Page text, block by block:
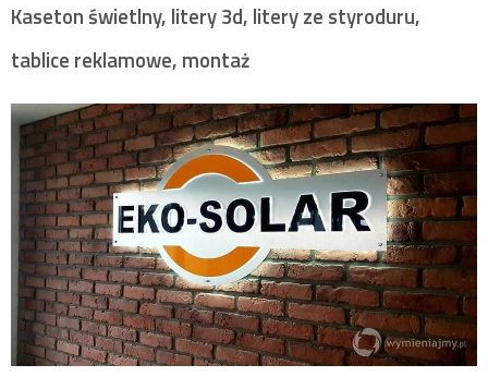
Kaseton świetlny, litery 3d, litery ze styroduru,
tablice reklamowe, montaż